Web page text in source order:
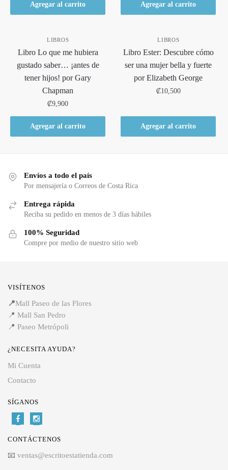
Agregar al carrito Agregar al carrito
LIBROS
Libro Lo que me hubiera
gustado saber… ¡antes de
tener hijos! por Gary
Chapman
₡9,900
Agregar al carrito
LIBROS
Libro Ester: Descubre cómo
ser una mujer bella y fuerte
por Elizabeth George
₡10,500
Agregar al carrito
Envíos a todo el país
Por mensajería o Correos de Costa Rica
Entrega rápida
Reciba su pedido en menos de 3 días hábiles
100% Seguridad
Compre por medio de nuestro sitio web
VISÍTENOS
📍Mall Paseo de las Flores
📍 Mall San Pedro
📍 Paseo Metrópoli
¿NECESITA AYUDA?
Mi Cuenta
Contacto
SÍGANOS
CONTÁCTENOS
📧 ventas@escritoestatienda.com